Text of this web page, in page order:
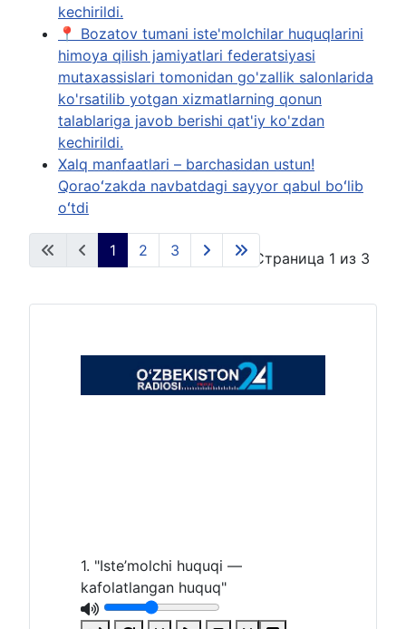
1. "Iste’molchi huquqi —
kafolatlangan huquq"
kechirildi.
📍 Bozatov tumani iste'molchilar huquqlarini
himoya qilish jamiyatlari federatsiyasi
mutaxassislari tomonidan go'zallik salonlarida
ko'rsatilib yotgan xizmatlarning qonun
talablariga javob berishi qat'iy ko'zdan
kechirildi.
Xalq manfaatlari – barchasidan ustun!
Qoraoʻzakda navbatdagi sayyor qabul boʻlib
oʻtdi
Страница 1 из 3
1 2 3